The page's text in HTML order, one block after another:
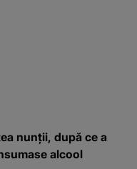
nunții, după ce a
alcool